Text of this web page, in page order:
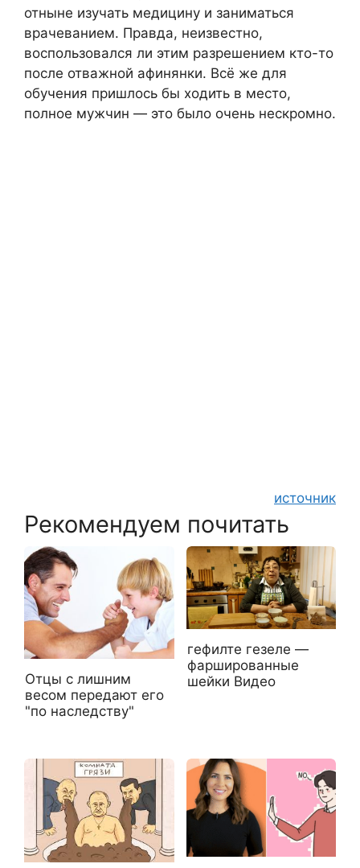
отныне изучать медицину и заниматься
врачеванием. Правда, неизвестно,
воспользовался ли этим разрешением кто-то
после отважной афинянки. Всё же для
обучения пришлось бы ходить в место,
полное мужчин — это было очень нескромно.
источник
Рекомендуем почитать
Отцы с лишним
весом передают его
"по наследству"
гефилте гезеле —
фаршированные
шейки Видео